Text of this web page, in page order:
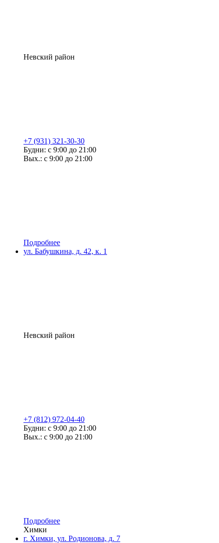
Невский район
+7 (931) 321-30-30
Будни: с 9:00 до 21:00
Вых.: с 9:00 до 21:00
Подробнее
ул. Бабушкина, д. 42, к. 1
Невский район
+7 (812) 972-04-40
Будни: с 9:00 до 21:00
Вых.: с 9:00 до 21:00
Подробнее
Химки
г. Химки, ул. Родионова, д. 7